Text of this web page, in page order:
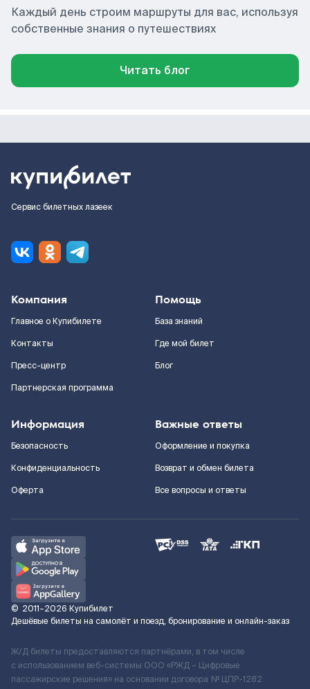
Каждый день строим маршруты для вас, используя
собственные знания о путешествиях
Читать блог
Сервис билетных лазеек
Компания
Главное о Купибилете
Контакты
Пресс-центр
Партнерская программа
Помощь
База знаний
Где мой билет
Блог
Информация
Безопасность
Конфиденциальность
Оферта
Важные ответы
Оформление и покупка
Возврат и обмен билета
Все вопросы и ответы
© 2011–2026 Купибилет
Дешёвые билеты на самолёт и поезд, бронирование и онлайн-заказ
Ж/Д билеты предоставляются партнёрами, в том числе
с использованием веб-системы ООО «РЖД – Цифровые
пассажирские решения» на основании договора № ЦПР-1282